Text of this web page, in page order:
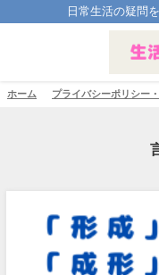
日常生活の疑問
ホーム プライバシーポリシー